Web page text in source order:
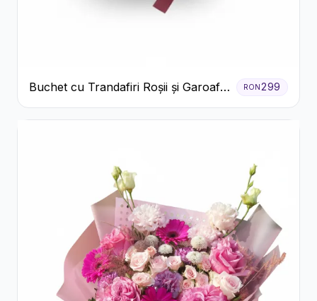
Buchet cu Trandafiri Roșii și Garoafe
Roz Pal
RON299